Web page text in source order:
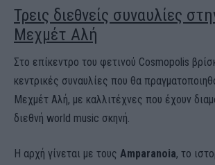
Τρεις διεθνείς συναυλίες
Μεχμέτ Αλή
Στο επίκεντρο του φετινού Cosmopolis
κεντρικές συναυλίες που θα
Μεχμέτ Αλή, με καλλιτέχνες που έχουν
διεθνή world music σκηνή.
Η αρχή γίνεται με τους Amparanoia, το